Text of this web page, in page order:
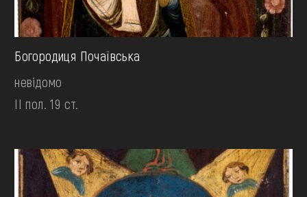
Богородиця Почаївська
невідомо
II пол. 19 ст.